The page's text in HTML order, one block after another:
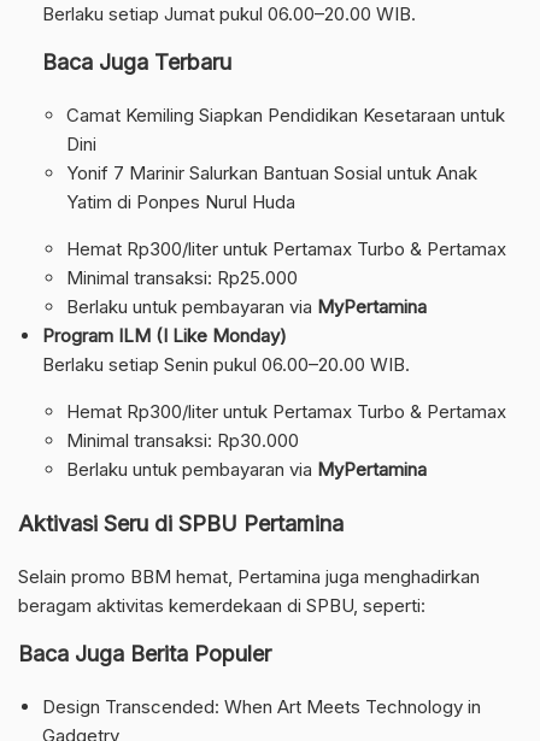
Berlaku setiap Jumat pukul 06.00–20.00 WIB.
Baca Juga Terbaru
Camat Kemiling Siapkan Pendidikan Kesetaraan untuk
Dini
Yonif 7 Marinir Salurkan Bantuan Sosial untuk Anak
Yatim di Ponpes Nurul Huda
Hemat Rp300/liter untuk Pertamax Turbo & Pertamax
Minimal transaksi: Rp25.000
Berlaku untuk pembayaran via MyPertamina
Program ILM (I Like Monday)
Berlaku setiap Senin pukul 06.00–20.00 WIB.
Hemat Rp300/liter untuk Pertamax Turbo & Pertamax
Minimal transaksi: Rp30.000
Berlaku untuk pembayaran via MyPertamina
Aktivasi Seru di SPBU Pertamina
Selain promo BBM hemat, Pertamina juga menghadirkan
beragam aktivitas kemerdekaan di SPBU, seperti:
Baca Juga Berita Populer
Design Transcended: When Art Meets Technology in
Gadgetry